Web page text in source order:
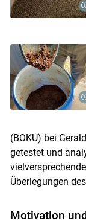
(BOKU) bei
getestet und
Überlegungen
Motivation